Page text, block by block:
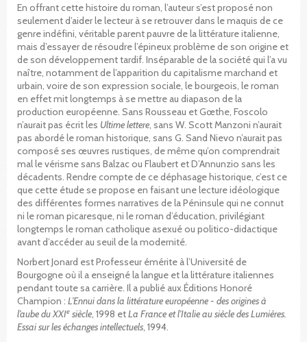
En offrant cette histoire du roman, l’auteur s’est proposé non
seulement d’aider le lecteur à se retrouver dans le maquis de ce
genre indéfini, véritable parent pauvre de la littérature italienne,
mais d’essayer de résoudre l’épineux problème de son origine et
de son développement tardif. Inséparable de la société qui l’a vu
naître, notamment de l’apparition du capitalisme marchand et
urbain, voire de son expression sociale, le bourgeois, le roman
en effet mit longtemps à se mettre au diapason de la
production européenne. Sans Rousseau et Gœthe, Foscolo
n’aurait pas écrit les Ultime lettere, sans W. Scott Manzoni n’aurait
pas abordé le roman historique, sans G. Sand Nievo n’aurait pas
composé ses œuvres rustiques, de même qu’on comprendrait
mal le vérisme sans Balzac ou Flaubert et D’Annunzio sans les
décadents. Rendre compte de ce déphasage historique, c’est ce
que cette étude se propose en faisant une lecture idéologique
des différentes formes narratives de la Péninsule qui ne connut
ni le roman picaresque, ni le roman d’éducation, privilégiant
longtemps le roman catholique asexué ou politico-didactique
avant d’accéder au seuil de la modernité.
Norbert Jonard est Professeur émérite à l’Université de
Bourgogne où il a enseigné la langue et la littérature italiennes
pendant toute sa carrière. Il a publié aux Éditions Honoré
Champion : L’Ennui dans la littérature européenne - des origines à
l’aube du XXIe siècle, 1998 etLa France et l’Italie au siècle des Lumières.
Essai sur les échanges intellectuels, 1994.